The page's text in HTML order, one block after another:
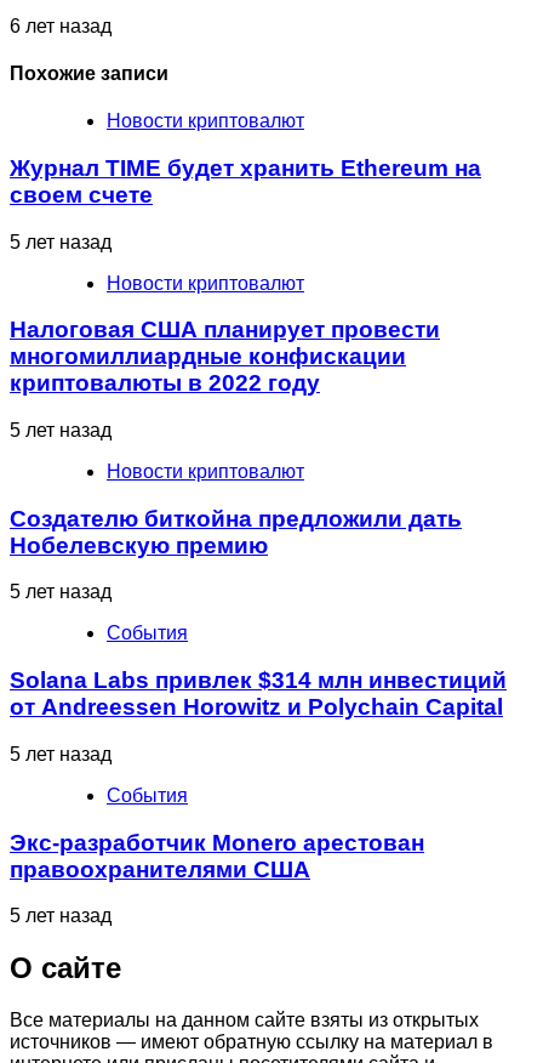
6 лет назад
Похожие записи
Новости криптовалют
Журнал TIME будет хранить Ethereum на
своем счете
5 лет назад
Новости криптовалют
Налоговая США планирует провести
многомиллиардные конфискации
криптовалюты в 2022 году
5 лет назад
Новости криптовалют
Создателю биткойна предложили дать
Нобелевскую премию
5 лет назад
События
Solana Labs привлек $314 млн инвестиций
от Andreessen Horowitz и Polychain Capital
5 лет назад
События
Экс-разработчик Monero арестован
правоохранителями США
5 лет назад
О сайте
Все материалы на данном сайте взяты из открытых
источников — имеют обратную ссылку на материал в